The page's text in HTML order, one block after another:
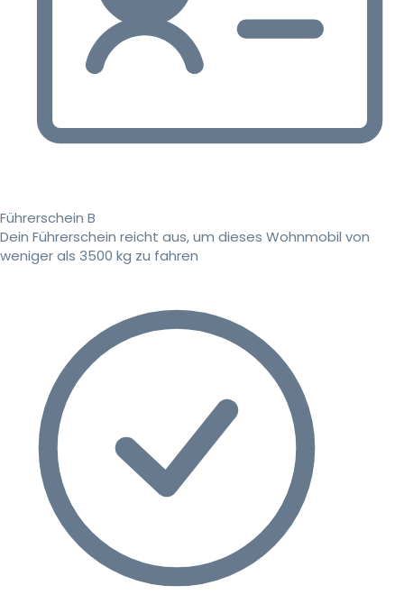
Führerschein B
Dein Führerschein reicht aus, um dieses Wohnmobil von
weniger als 3500 kg zu fahren